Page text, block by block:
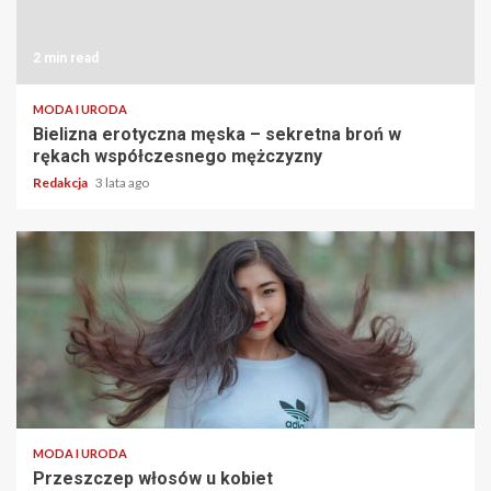
2 min read
MODA I URODA
Bielizna erotyczna męska – sekretna broń w
rękach współczesnego mężczyzny
Redakcja 3 lata ago
2 min read
MODA I URODA
Przeszczep włosów u kobiet